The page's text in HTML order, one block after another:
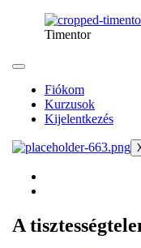
Timentor
Fiókom
Kurzusok
Kijelentkezés
A